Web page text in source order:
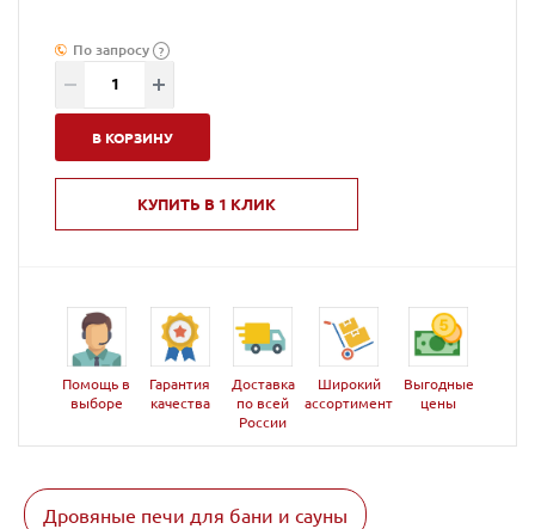
По запросу ?
В КОРЗИНУ
КУПИТЬ В 1 КЛИК
Помощь в
выборе
Гарантия
качества
Доставка
по всей
России
Широкий
ассортимент
Выгодные
цены
Дровяные печи для бани и сауны